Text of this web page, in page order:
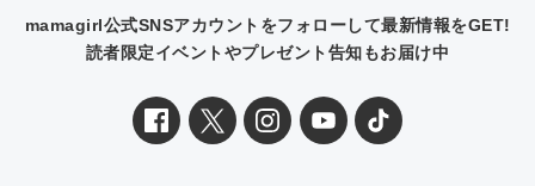
mamagirl公式SNSアカウントをフォローして最新情報をGET!
読者限定イベントやプレゼント告知もお届け中